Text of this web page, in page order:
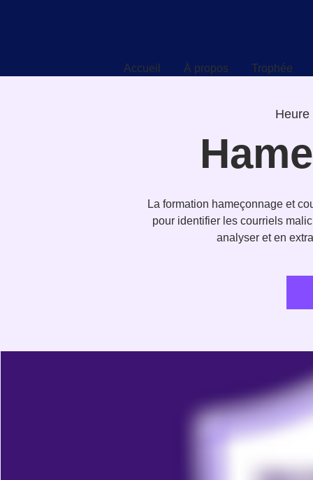
Accueil À propos Trophée
Heure
La formation hameçonnage et
pour identifier les courriels
analyser et en